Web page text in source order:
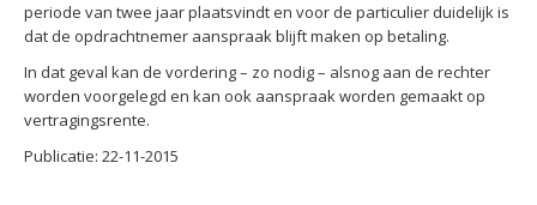
periode van twee jaar plaatsvindt en voor de particulier duidelijk is
dat de opdrachtnemer aanspraak blijft maken op betaling.
In dat geval kan de vordering – zo nodig – alsnog aan de rechter
worden voorgelegd en kan ook aanspraak worden gemaakt op
vertragingsrente.
Publicatie: 22-11-2015